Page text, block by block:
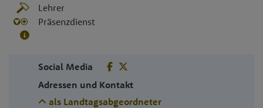
Lehrer
Präsenzdienst
Social Media
Adressen und Kontakt
als Landtagsabgeordneter